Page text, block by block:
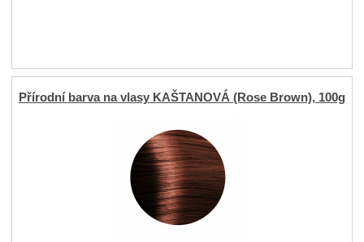
Přírodní barva na vlasy KAŠTANOVÁ (Rose Brown), 100g